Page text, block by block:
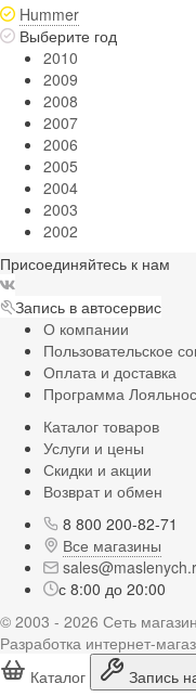
Hummer
Выберите год
2010
2009
2008
2007
2006
2005
2004
2003
2002
Присоединяйтесь к нам
Запись в автосервис
О компании
Пользовательское
Оплата и доставка
Программа
Каталог товаров
Услуги и цены
Скидки и акции
Возврат и обмен
8 800 200-82-71
Все магазины
с 8:00 до 20:00
© 2003 - 2026 Сеть
Разработка интернет-
Каталог
Запись